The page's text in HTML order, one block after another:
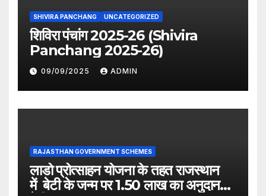
SHIVIRA PANCHANG UNCATEGORIZED
शिविरा पंचांग 2025-26 (Shivira
Panchang 2025-26)
09/09/2025 ADMIN
RAJASTHAN GOVERNMENT SCHEMES
लाडो प्रोत्साहन योजना के तहत राजस्थान
में बेटी के जन्म पर 1.50 लाख का अनुदान